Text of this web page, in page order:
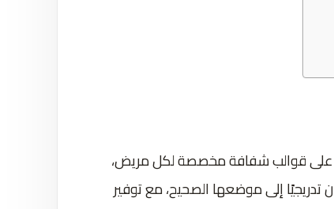
على قوالب شفافة مخصصة لكل مريض،
إلى موضعها الصحيح، مع توفير